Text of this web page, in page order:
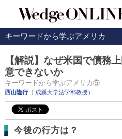
キーワードから学ぶアメリカ
【解説】なぜ米国で債務
意できないか
キーワードから学ぶアメリカ⑤
西山隆行（ 成蹊大学法学部教授）
今後の行方は？